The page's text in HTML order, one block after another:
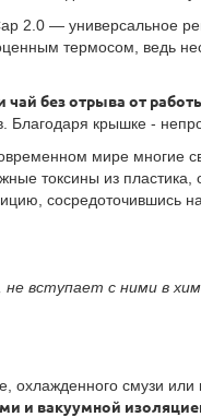
2.0 — универсальное
термосом, ведь
без отрыва от
крышке -
мире многие
токсины из пластика,
сосредоточившись
вступает с ними в
охлажденного смузи или
и вакуумной